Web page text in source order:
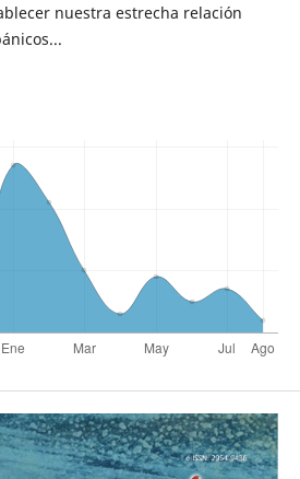
nuestra estrecha relación